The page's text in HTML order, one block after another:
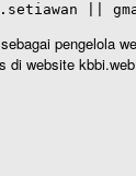
||
pengelola
di website